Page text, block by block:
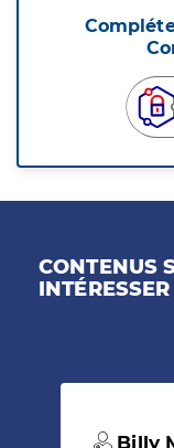
CONTENUS
INTÉRESSER
Billy